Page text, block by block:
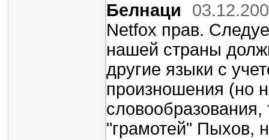
Белнаци
Netfox прав.
нашей страны
другие языки с
произношения (но
словообразования,
"грамотей" Пыхов,